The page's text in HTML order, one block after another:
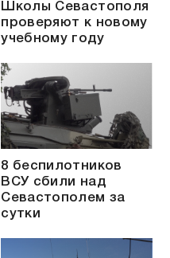
Школы Севастополя
проверяют к новому
учебному году
8 беспилотников
ВСУ сбили над
Севастополем за
сутки